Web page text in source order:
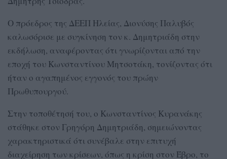
Ο πρόεδρος της ΔΕΕΠ Ηλείας, Διονύσης Παλυβός
καλωσόρισε με συγκίνηση τον κ. Δημητριάδη στην
εκδήλωση, αναφέροντας ότι γνωρίζονται από την
εποχή του Κωνσταντίνου Μητσοτάκη, τονίζοντας ότι
ήταν ο αγαπημένος εγγονός του πρώην
Πρωθυπουργού.
Στην τοποθέτησή του, ο Κωνσταντίνος Κυρανάκης
στάθηκε στον Γρηγόρη Δημητριάδη, σημειώνοντας
χαρακτηριστικά ότι συνέβαλε στην επιτυχή
διαχείρηση των κρίσεων, όπως η κρίση στον Έβρο, το